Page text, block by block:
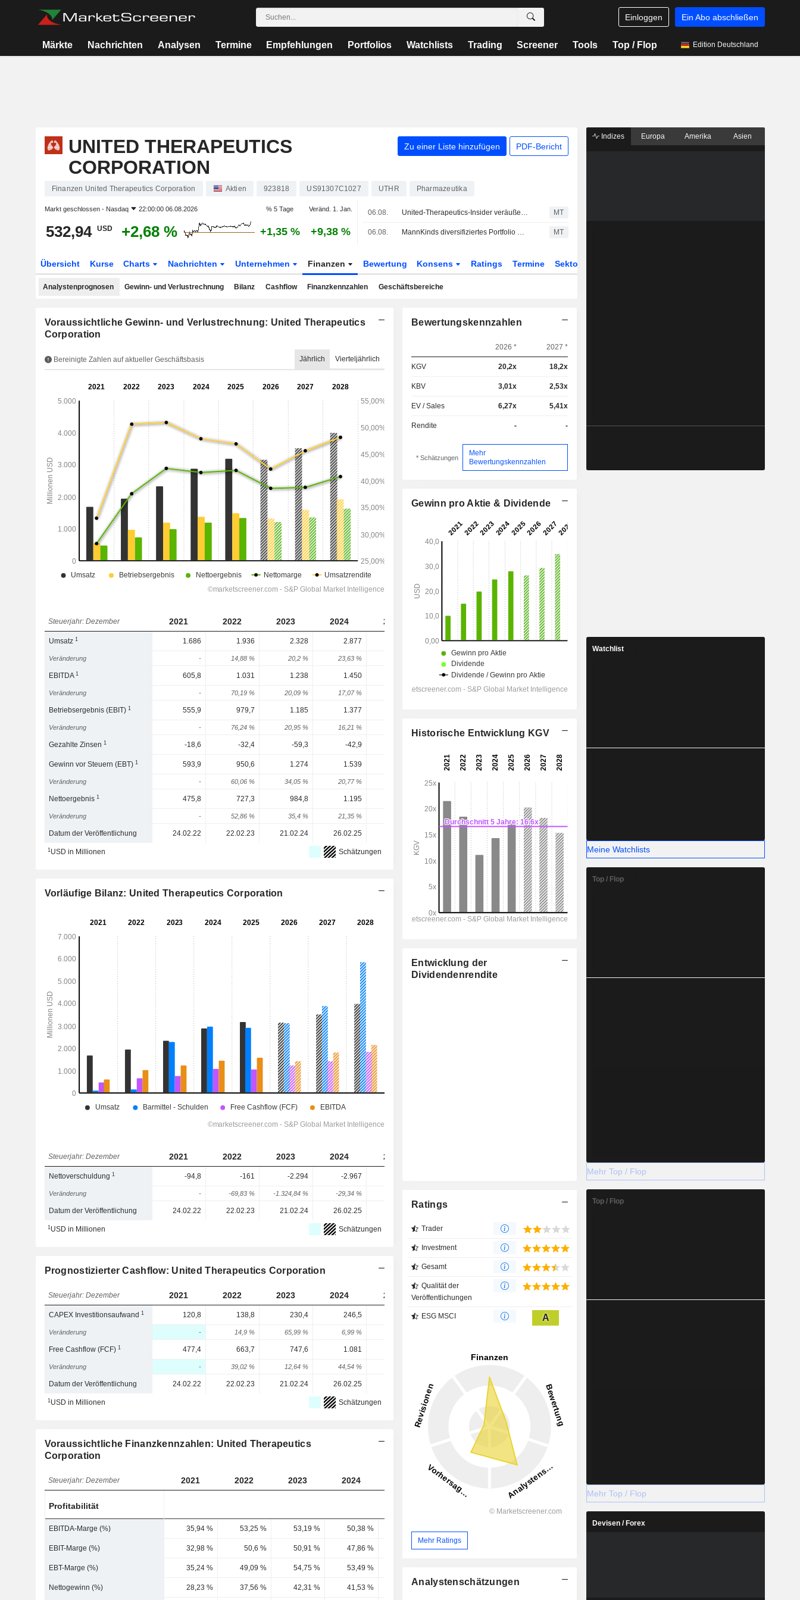
Einloggen Ein Abo abschließen
Märkte Nachrichten Analysen Termine Empfehlungen Portfolios Watchlists Trading Screener Tools Top / Flop Edition Deutschland
UNITED THERAPEUTICS
CORPORATION
Zu einer Liste hinzufügen PDF-Bericht
Finanzen United Therapeutics Corporation Aktien 923818 US91307C1027 UTHR Pharmazeutika
Markt geschlossen - Nasdaq 22:00:00 06.08.2026 % 5 Tage Veränd. 1. Jan.
532,94 USD +2,68 % +1,35 % +9,38 %
06.08. United-Therapeutics-Insider veräußerte Aktien im Wert von 4.927.985 USD, wie aus einer aktuellen SEC-Meldung hervorgeht MT
06.08. MannKinds diversifiziertes Portfolio dürfte im zweiten Halbjahr zu höheren Erlösen führen, sagt Wedbush MT
Übersicht Kurse Charts Nachrichten Unternehmen Finanzen Bewertung Konsens Ratings Termine Sektor
Analystenprognosen Gewinn- und Verlustrechnung Bilanz Cashflow Finanzkennzahlen Geschäftsbereiche
Voraussichtliche Gewinn- und Verlustrechnung: United Therapeutics
Corporation
Bereinigte Zahlen auf aktueller Geschäftsbasis Jährlich Vierteljährlich
Steuerjahr: Dezember 2021 2022 2023 2024 2025 2026 2027 2028
Umsatz1 1.686 1.936 2.328 2.877 3.145 3.509 3.996
Veränderung - 14,88 % 20,2 % 23,63 %
EBITDA1 605,8 1.031 1.238 1.450 1.422 1.814
Veränderung - 70,19 % 20,09 % 17,07 % 8,87 % -9,89 % 27,59 % 18,86 %
Betriebsergebnis (EBIT)1 555,9 979,7 1.185 1.377
Veränderung - 76,24 % 20,95 % 16,21 %
Gezahlte Zinsen1 -18,6 -32,4 -59,3 -42,9
Gewinn vor Steuern (EBT)1 593,9 950,6 1.274 1.539 1.482 1.713 1.982
Veränderung - 60,06 % 34,05 % 20,77 % -13,52 % 15,55 % 15,71 %
Nettoergebnis1 475,8 727,3 984,8 1.195 1.213 1.360
Veränderung - 52,86 % 35,4 % 21,35 % -9,13 % 12,16 %
Datum der Veröffentlichung 24.02.22 22.02.23 21.02.24 26.02.25
1USD in Millionen Schätzungen
Vorläufige Bilanz: United Therapeutics Corporation
Steuerjahr: Dezember 2021 2022 2023 2024 2025
Nettoverschuldung1 -94,8 -161 -2.294 -2.967
Veränderung - -69,83 % -1.324,84 % -29,34 %
Datum der Veröffentlichung 24.02.22 22.02.23 21.02.24 26.02.25
1USD in Millionen Schätzungen
Prognostizierter Cashflow: United Therapeutics Corporation
Steuerjahr: Dezember 2021 2022 2023 2024 2025 2026
CAPEX Investitionsaufwand1 120,8 138,8 230,4 246,5 520,5 320,3 264,8
Veränderung - 14,9 % 65,99 % 6,99 %
Free Cashflow (FCF)1 477,4 663,7 747,6 1.081
Veränderung - 39,02 % 12,64 % 44,54 %
Datum der Veröffentlichung 24.02.22 22.02.23 21.02.24 26.02.25
1USD in Millionen Schätzungen
Voraussichtliche Finanzkennzahlen: United Therapeutics
Corporation
Steuerjahr: Dezember 2021 2022 2023 2024 2026
Profitabilität
EBITDA-Marge (%) 35,94 % 53,25 % 53,19 % 50,38 %
EBIT-Marge (%) 32,98 % 50,6 % 50,91 % 47,86 % 46,89 % 42,19 %
EBT-Marge (%) 35,24 % 49,09 % 54,75 % 53,49 %
Nettogewinn (%) 28,23 % 37,56 % 42,31 % 41,53 % 41,94 % 38,57 % 38,76 %
Bewertungskennzahlen
2026 * 2027 *
KGV 20,2x 18,2x
KBV 3,01x 2,53x
EV / Sales 6,27x 5,41x
Rendite - -
* Schätzungen
Mehr
Bewertungskennzahlen
Gewinn pro Aktie & Dividende
Historische Entwicklung KGV
Entwicklung der
Dividendenrendite
Ratings
Trader
Investment
Gesamt
Qualität der
Veröffentlichungen
ESG MSCI A
Mehr Ratings
Analystenschätzungen
Indizes Europa Amerika Asien
Watchlist
Meine Watchlists
Top / Flop
Mehr Top / Flop
Top / Flop
Mehr Top / Flop
Devisen / Forex